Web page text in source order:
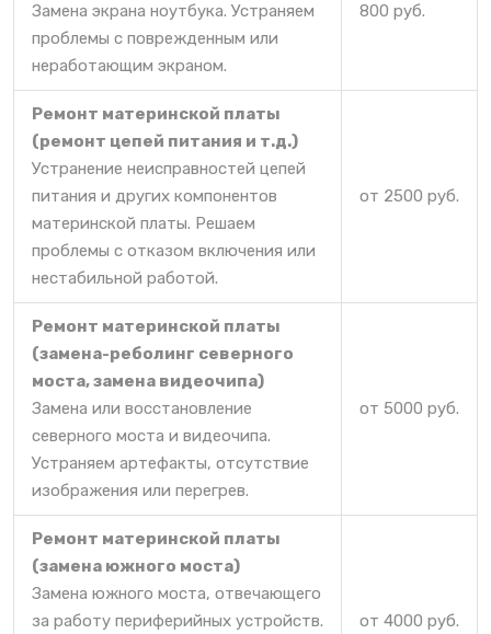
Замена экрана ноутбука. Устраняем
проблемы с поврежденным или
неработающим экраном.
800 руб.
Ремонт материнской платы
(ремонт цепей питания и т.д.)
Устранение неисправностей цепей
питания и других компонентов
материнской платы. Решаем
проблемы с отказом включения или
нестабильной работой.
от 2500 руб.
Ремонт материнской платы
(замена-реболинг северного
моста, замена видеочипа)
Замена или восстановление
северного моста и видеочипа.
Устраняем артефакты, отсутствие
изображения или перегрев.
от 5000 руб.
Ремонт материнской платы
(замена южного моста)
Замена южного моста, отвечающего
за работу периферийных устройств.
от 4000 руб.